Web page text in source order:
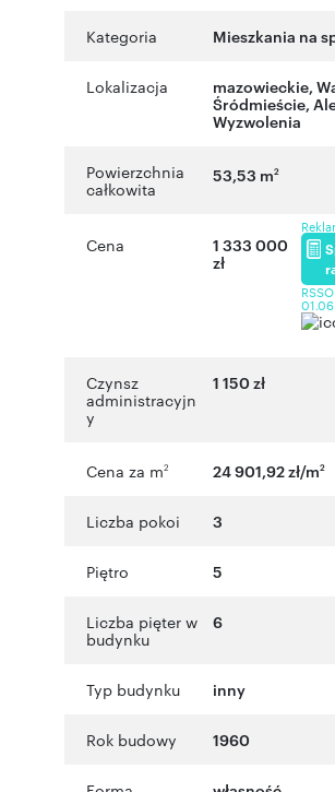
Kategoria Mieszkania na
Lokalizacja mazowieckie,
Śródmieście,
Wyzwolenia
Powierzchnia
całkowita
53,53 m2
Cena
1 333 000
zł
Czynsz
administracyjn
y
1 150 zł
Cena za m2 24 901,92 zł/m2
Liczba pokoi 3
Piętro 5
Liczba pięter w
budynku
6
Typ budynku inny
Rok budowy 1960